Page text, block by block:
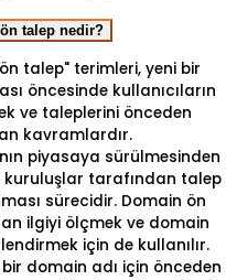
talep nedir?
talep" terimleri, yeni bir
öncesinde kullanıcıların
ve taleplerini önceden
kavramlardır.
piyasaya sürülmesinden
kuruluşlar tarafından talep
sürecidir. Domain ön
ilgiyi ölçmek ve domain
için de kullanılır.
bir domain adı için önceden